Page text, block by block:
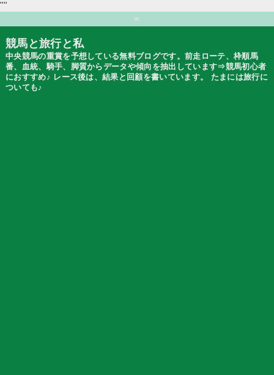
""
=
競馬と旅行と私
中央競馬の重賞を予想している無料ブログです。前走ローテ、枠順馬
番、血統、騎手、脚質からデータや傾向を抽出しています⇒競馬初心者
におすすめ♪ レース後は、結果と回顧を書いています。 たまには旅行に
ついても♪